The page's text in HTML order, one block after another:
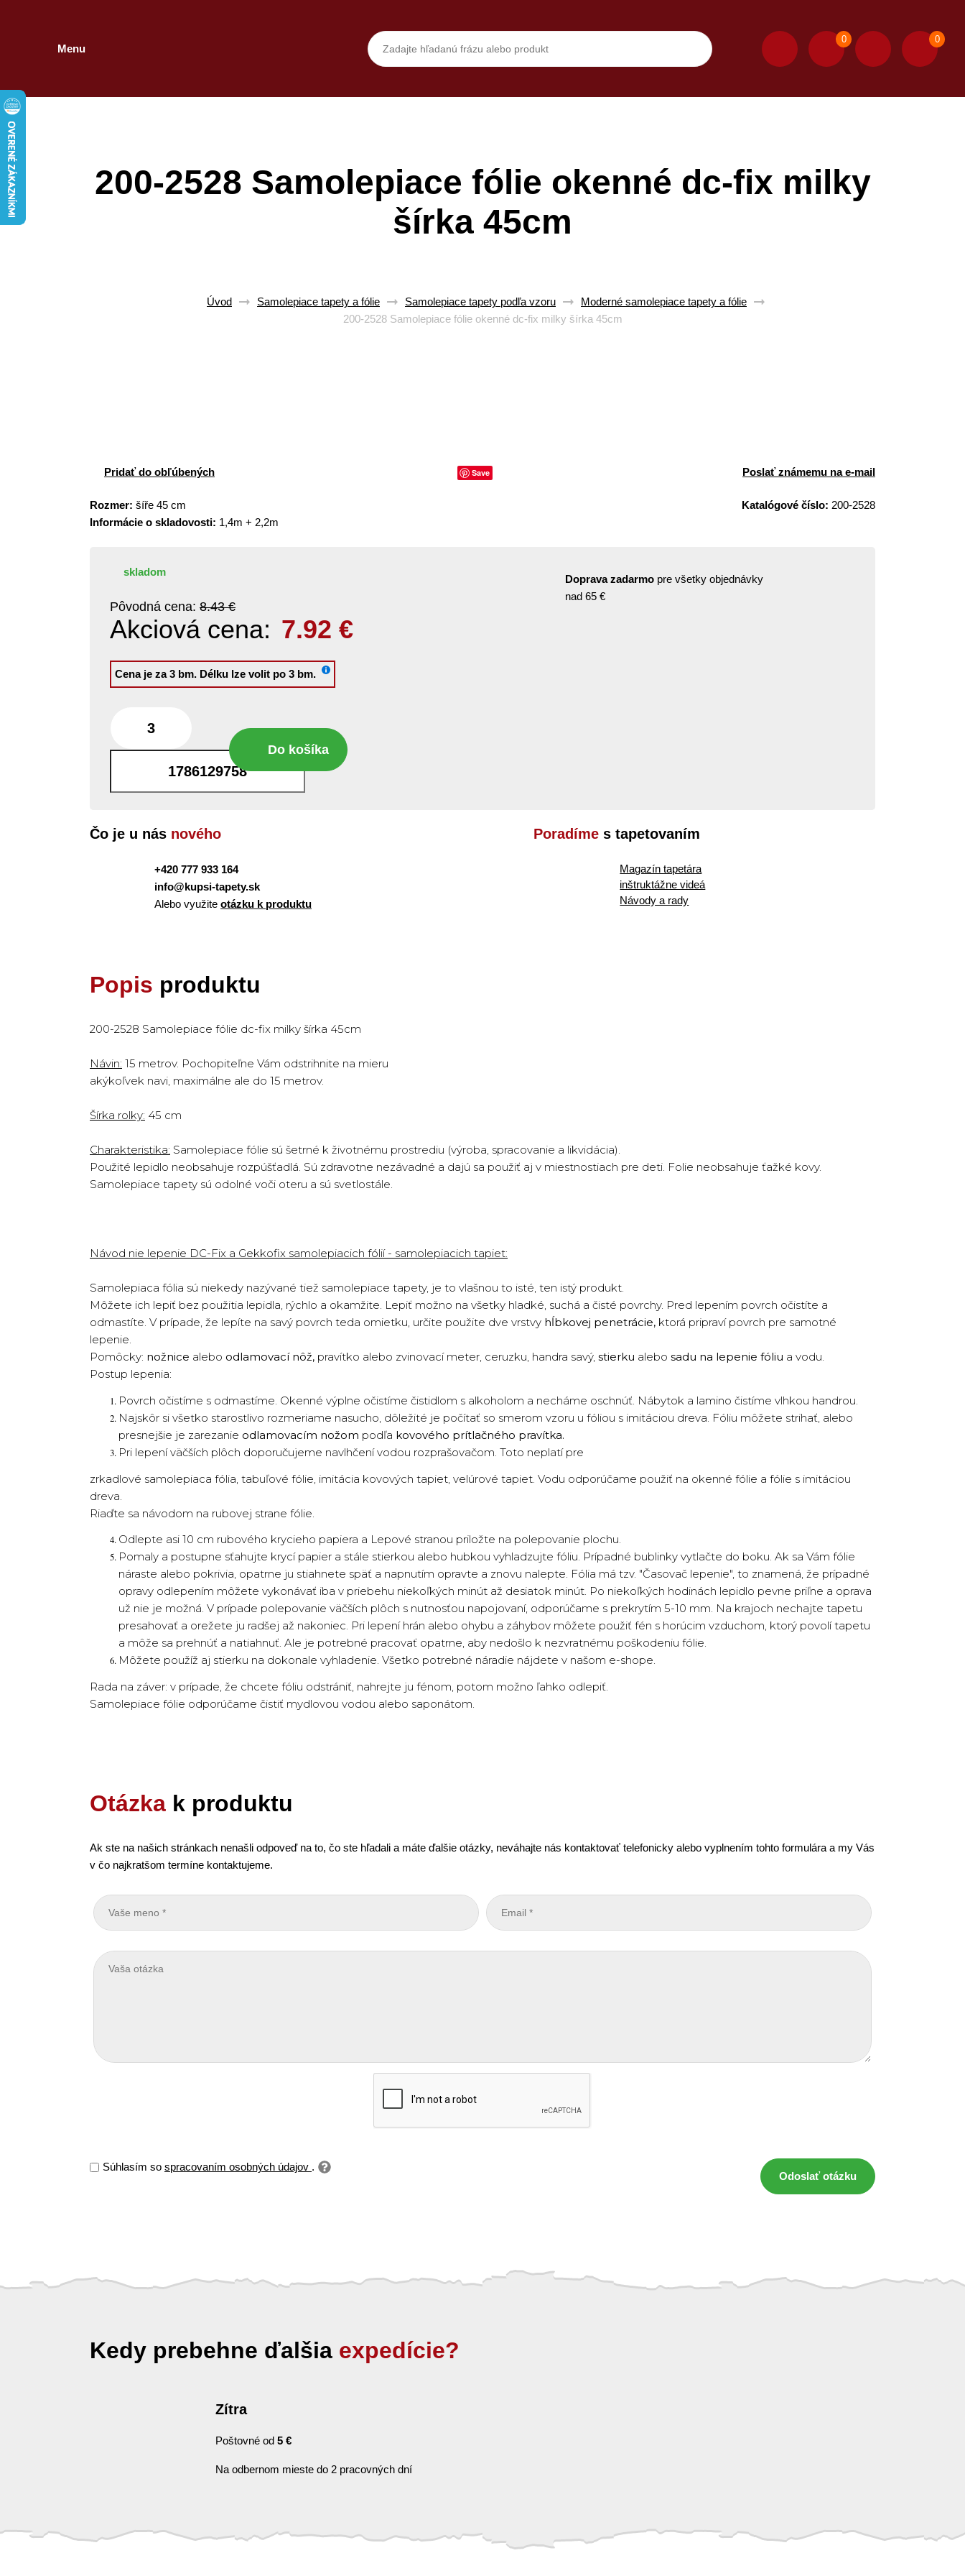
Menu
0 0
200-2528 Samolepiace fólie okenné dc-fix milky
šírka 45cm
Úvod Samolepiace tapety a fólie Samolepiace tapety podľa vzoru
Moderné samolepiace tapety a fólie
200-2528 Samolepiace fólie okenné dc-fix milky šírka 45cm
Pridať do obľúbených Save Poslať známemu na e-mail
Rozmer: šíře 45 cm Katalógové číslo: 200-2528
Informácie o skladovosti: 1,4m + 2,2m
skladom
Pôvodná cena: 8.43 €
Akciová cena: 7.92 €
Cena je za 3 bm. Délku lze volit po 3 bm.
bm
Do košíka
Doprava zadarmo pre všetky objednávky
nad 65 €
Čo je u nás nového
+420 777 933 164
info@kupsi-tapety.sk
Alebo využite otázku k produktu
Poradíme s tapetovaním
Magazín tapetára
inštruktážne videá
Návody a rady
Popis produktu
200-2528 Samolepiace fólie dc-fix milky šírka 45cm
Návin: 15 metrov. Pochopiteľne Vám odstrihnite na mieru
akýkoľvek navi, maximálne ale do 15 metrov.
Šírka rolky: 45 cm
Charakteristika: Samolepiace fólie sú šetrné k životnému prostrediu (výroba, spracovanie a likvidácia).
Použité lepidlo neobsahuje rozpúšťadlá. Sú zdravotne nezávadné a dajú sa použiť aj v miestnostiach pre deti. Folie neobsahuje ťažké kovy.
Samolepiace tapety sú odolné voči oteru a sú svetlostále.
Návod nie lepenie DC-Fix a Gekkofix samolepiacich fólií - samolepiacich tapiet:
Samolepiaca fólia sú niekedy nazývané tiež samolepiace tapety, je to vlašnou to isté, ten istý produkt.
Môžete ich lepiť bez použitia lepidla, rýchlo a okamžite. Lepiť možno na všetky hladké, suchá a čisté povrchy. Pred lepením povrch očistíte a
odmastíte. V prípade, že lepíte na savý povrch teda omietku, určite použite dve vrstvy hĺbkovej penetrácie, ktorá pripraví povrch pre samotné
lepenie.
Pomôcky: nožnice alebo odlamovací nôž, pravítko alebo zvinovací meter, ceruzku, handra savý, stierku alebo sadu na lepenie fóliu a vodu.
Postup lepenia:
Povrch očistíme s odmastíme. Okenné výplne očistíme čistidlom s alkoholom a necháme oschnúť. Nábytok a lamino čistíme vlhkou handrou.
Najskôr si všetko starostlivo rozmeriame nasucho, dôležité je počítať so smerom vzoru u fóliou s imitáciou dreva. Fóliu môžete strihať, alebo
presnejšie je zarezanie odlamovacím nožom podľa kovového prítlačného pravítka.
Pri lepení väčších plôch doporučujeme navlhčení vodou rozprašovačom. Toto neplatí pre
zrkadlové samolepiaca fólia, tabuľové fólie, imitácia kovových tapiet, velúrové tapiet. Vodu odporúčame použiť na okenné fólie a fólie s imitáciou
dreva.
Riaďte sa návodom na rubovej strane fólie.
Odlepte asi 10 cm rubového krycieho papiera a Lepové stranou priložte na polepovanie plochu.
Pomaly a postupne sťahujte krycí papier a stále stierkou alebo hubkou vyhladzujte fóliu. Prípadné bublinky vytlačte do boku. Ak sa Vám fólie
náraste alebo pokrivia, opatrne ju stiahnete späť a napnutím opravte a znovu nalepte. Fólia má tzv. "Časovač lepenie", to znamená, že prípadné
opravy odlepením môžete vykonávať iba v priebehu niekoľkých minút až desiatok minút. Po niekoľkých hodinách lepidlo pevne priľne a oprava
už nie je možná. V prípade polepovanie väčších plôch s nutnosťou napojovaní, odporúčame s prekrytím 5-10 mm. Na krajoch nechajte tapetu
presahovať a orežete ju radšej až nakoniec. Pri lepení hrán alebo ohybu a záhybov môžete použiť fén s horúcim vzduchom, ktorý povolí tapetu
a môže sa prehnúť a natiahnuť. Ale je potrebné pracovať opatrne, aby nedošlo k nezvratnému poškodeniu fólie.
Môžete použíž aj stierku na dokonale vyhladenie. Všetko potrebné náradie nájdete v našom e-shope.
Rada na záver: v prípade, že chcete fóliu odstrániť, nahrejte ju fénom, potom možno ľahko odlepiť.
Samolepiace fólie odporúčame čistiť mydlovou vodou alebo saponátom.
Otázka k produktu
Ak ste na našich stránkach nenašli odpoveď na to, čo ste hľadali a máte ďalšie otázky, neváhajte nás kontaktovať telefonicky alebo vyplnením tohto formulára a my Vás
v čo najkratšom termíne kontaktujeme.
Súhlasím so spracovaním osobných údajov .
Odoslať otázku
Kedy prebehne ďalšia expedície?
Zítra
Poštovné od 5 €
Na odbernom mieste do 2 pracovných dní